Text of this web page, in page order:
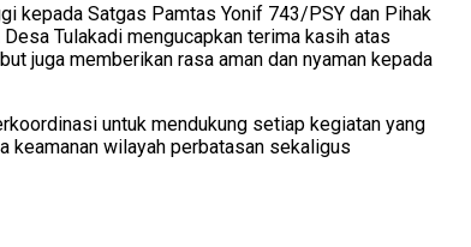
kepada Satgas Pamtas Yonif 743/PSY dan Pihak
Tulakadi mengucapkan terima kasih atas
juga memberikan rasa aman dan nyaman kepada
untuk mendukung setiap kegiatan yang
keamanan wilayah perbatasan sekaligus